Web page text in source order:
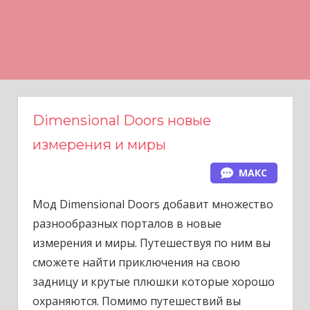
Dimensional Doors новые
измерения и миры
МАКС
Мод Dimensional Doors добавит множество
разнообразных порталов в новые
измерения и миры. Путешествуя по ним вы
сможете найти приключения на свою
задницу и крутые плюшки которые хорошо
охраняются. Помимо путешествий вы